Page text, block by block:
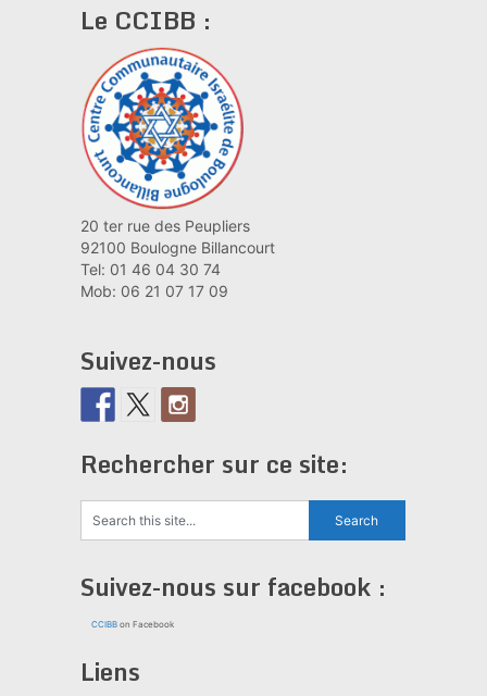
Le CCIBB :
20 ter rue des Peupliers
92100 Boulogne Billancourt
Tel: 01 46 04 30 74
Mob: 06 21 07 17 09
Suivez-nous
Rechercher sur ce site:
Suivez-nous sur facebook :
CCIBBon Facebook
Liens